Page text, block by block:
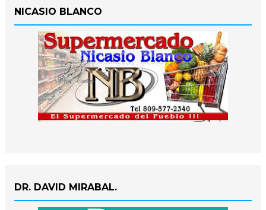
NICASIO BLANCO
DR. DAVID MIRABAL.